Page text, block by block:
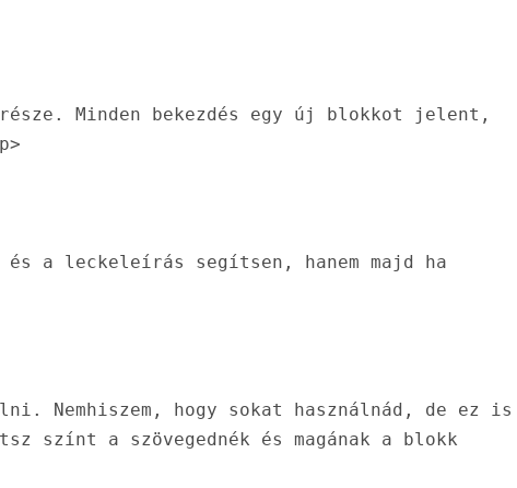
Minden bekezdés egy új blokkot jelent,
és a leckeleírás segítsen, hanem majd ha
Nemhiszem, hogy sokat használnád, de ez is
színt a szövegednék és magának a blokk